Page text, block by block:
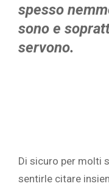
spesso
sono e
servono.
Di sicuro per molti
sentirle citare